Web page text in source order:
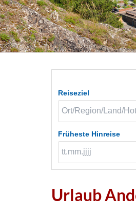
Reiseziel
Früheste Hinreise
Urlaub